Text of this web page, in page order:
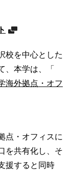
校を中心とした
、本学は、「
海外拠点・オフ
点・オフィスに
を共有化し、そ
援すると同時